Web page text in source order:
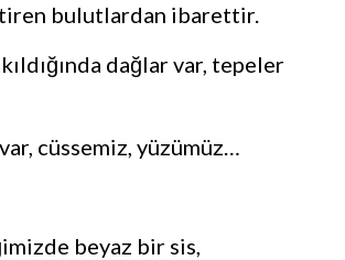
bulutlardan ibarettir.
dağlar var, tepeler
cüssemiz, yüzümüz…
beyaz bir sis,